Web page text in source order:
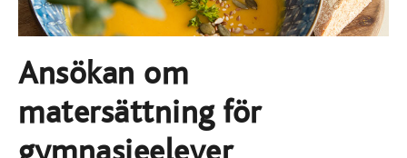
Ansökan om
matersättning för